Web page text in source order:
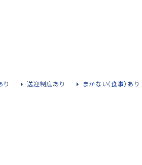
り 送迎制度あり まかない（食事）あり